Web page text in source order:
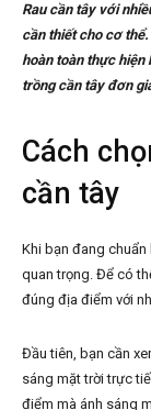
Rau cần tây với
cần thiết cho cơ
hoàn toàn thực hiện
trồng cần tây đơn
Cách
cần tây
Khi bạn đang chuẩn
quan trọng. Để có
đúng địa điểm với
Đầu tiên, bạn cần
sáng mặt trời trực
điểm mà ánh sáng